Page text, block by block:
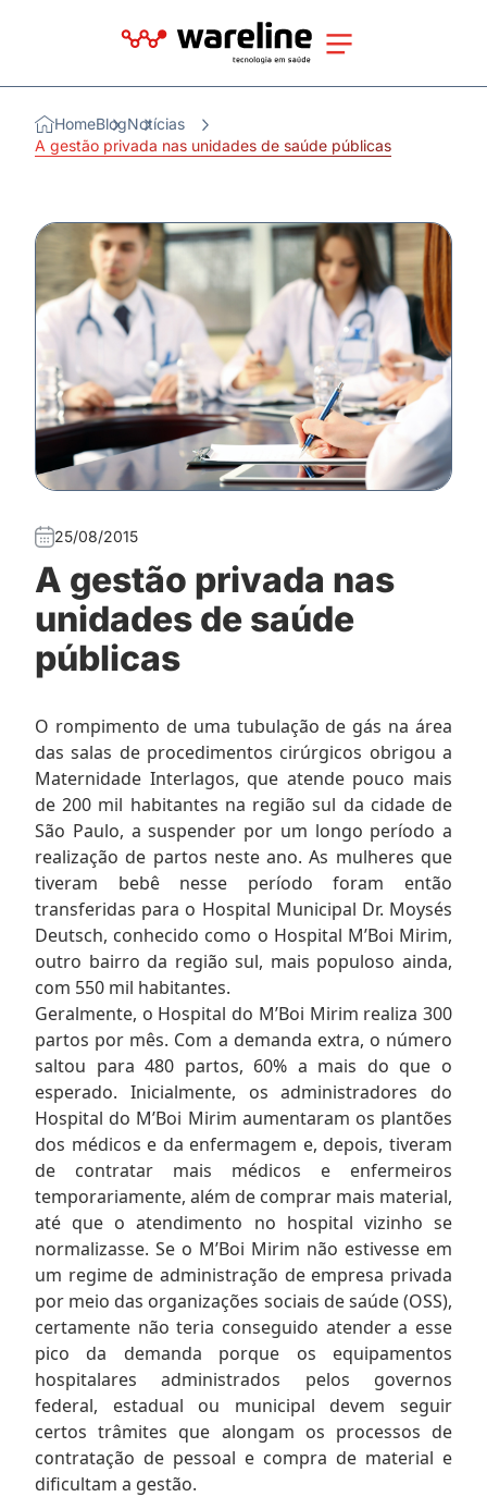
HomeBlogNotícias
A gestão privada nas unidades de saúde públicas
25/08/2015
A gestão privada nas
unidades de saúde
públicas
O rompimento de uma tubulação de gás na área
das salas de procedimentos cirúrgicos obrigou a
Maternidade Interlagos, que atende pouco mais
de 200 mil habitantes na região sul da cidade de
São Paulo, a suspender por um longo período a
realização de partos neste ano. As mulheres que
tiveram bebê nesse período foram então
transferidas para o Hospital Municipal Dr. Moysés
Deutsch, conhecido como o Hospital M’Boi Mirim,
outro bairro da região sul, mais populoso ainda,
com 550 mil habitantes.
Geralmente, o Hospital do M’Boi Mirim realiza 300
partos por mês. Com a demanda extra, o número
saltou para 480 partos, 60% a mais do que o
esperado. Inicialmente, os administradores do
Hospital do M’Boi Mirim aumentaram os plantões
dos médicos e da enfermagem e, depois, tiveram
de contratar mais médicos e enfermeiros
temporariamente, além de comprar mais material,
até que o atendimento no hospital vizinho se
normalizasse. Se o M’Boi Mirim não estivesse em
um regime de administração de empresa privada
por meio das organizações sociais de saúde (OSS),
certamente não teria conseguido atender a esse
pico da demanda porque os equipamentos
hospitalares administrados pelos governos
federal, estadual ou municipal devem seguir
certos trâmites que alongam os processos de
contratação de pessoal e compra de material e
dificultam a gestão.